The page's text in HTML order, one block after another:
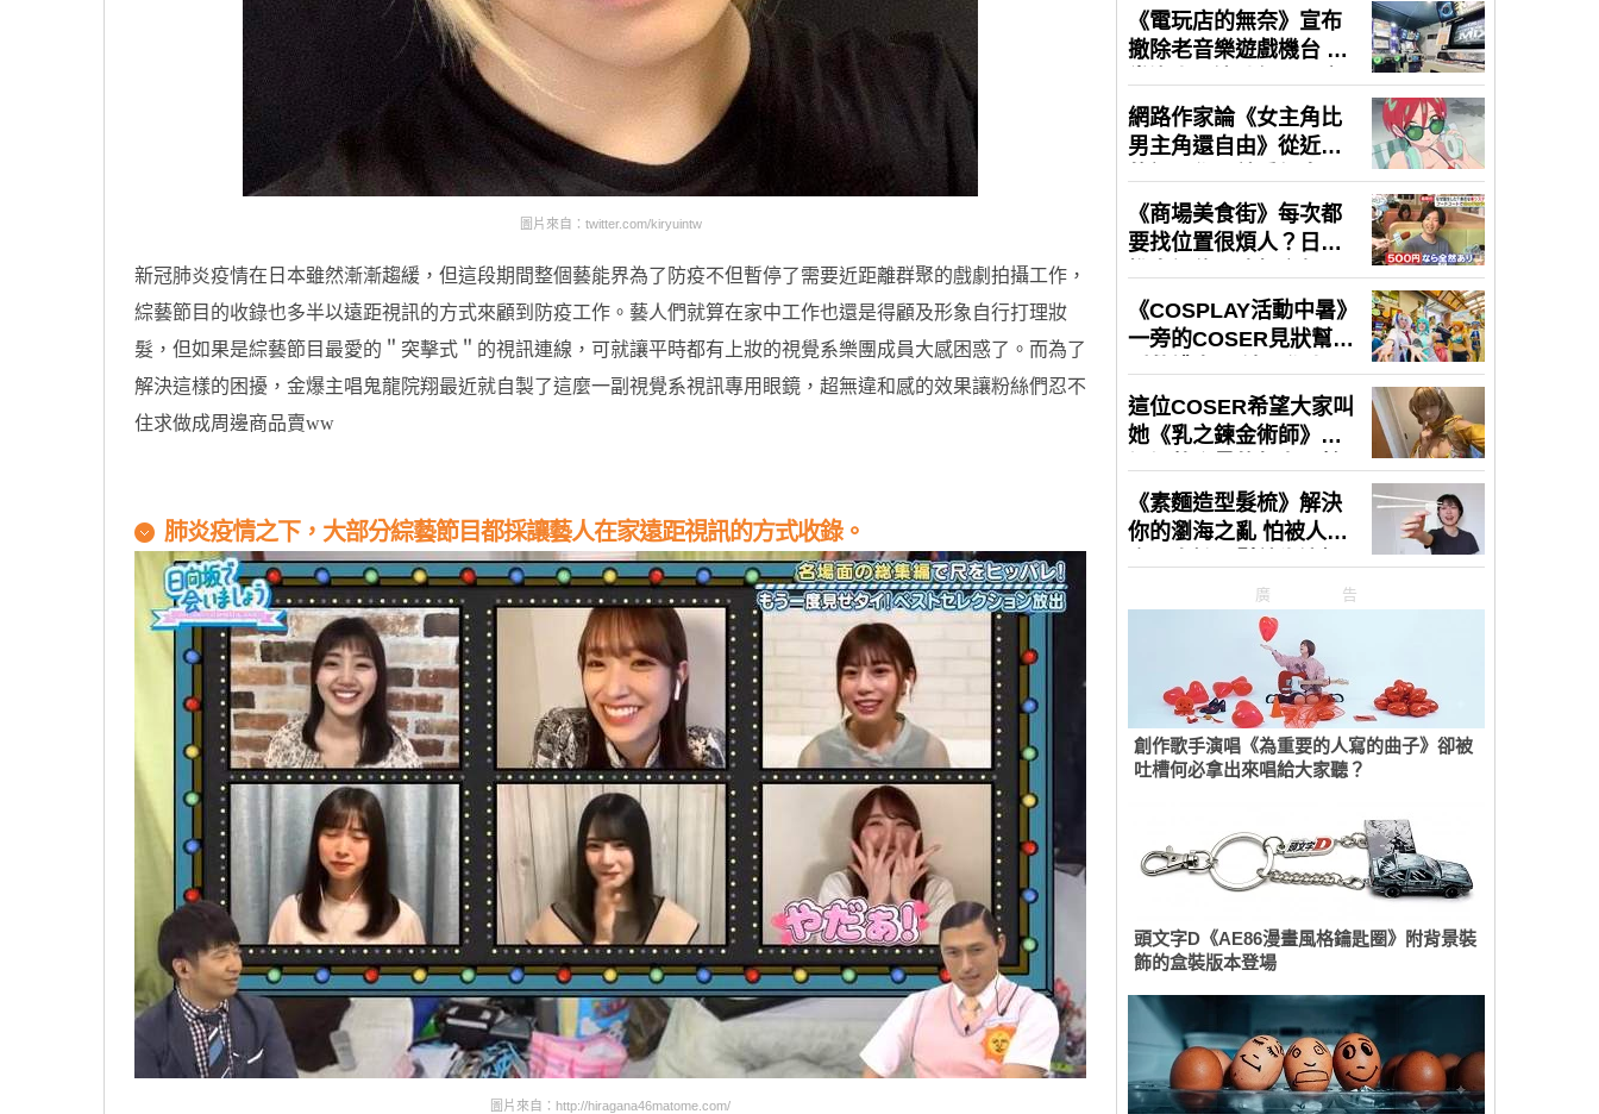
圖片來自：twitter.com/kiryuintw
新冠肺炎疫情在日本雖然漸漸趨緩，但這段期間整個藝能界為了防疫不但暫停了需要近距離群聚的戲劇拍攝工作，
綜藝節目的收錄也多半以遠距視訊的方式來顧到防疫工作。藝人們就算在家中工作也還是得顧及形象自行打理妝
髮，但如果是綜藝節目最愛的＂突擊式＂的視訊連線，可就讓平時都有上妝的視覺系樂團成員大感困惑了。而為了
解決這樣的困擾，金爆主唱鬼龍院翔最近就自製了這麼一副視覺系視訊專用眼鏡，超無違和感的效果讓粉絲們忍不
住求做成周邊商品賣ww
肺炎疫情之下，大部分綜藝節目都採讓藝人在家遠距視訊的方式收錄。
圖片來自：http://hiragana46matome.com/
廣告
創作歌手演唱《為重要的人寫的曲子》卻被
吐槽何必拿出來唱給大家聽？
頭文字D《AE86漫畫風格鑰匙圈》附背景裝
飾的盒裝版本登場